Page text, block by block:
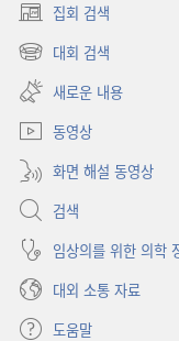
집회 검색
(새로운
창
대회 검색
(새로운
창
열기)
새로운 내용
동영상
화면 해설 동영상
검색
임상의를 위한 의학
대외 소통 자료
도움말